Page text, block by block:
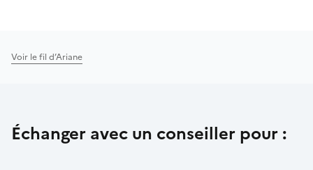
Voir le fil d’Ariane
Échanger avec un conseiller pour :